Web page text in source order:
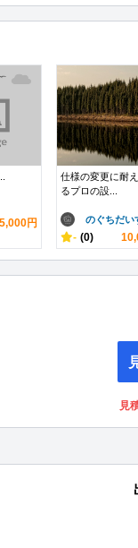
5,000円
仕様の変更に耐
るプロの設...
のぐちだい
- (0)
見